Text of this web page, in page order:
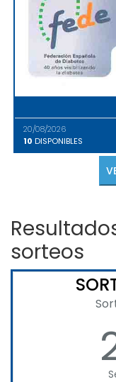
20/08/2026
10 DISPONIBLES
sorteos